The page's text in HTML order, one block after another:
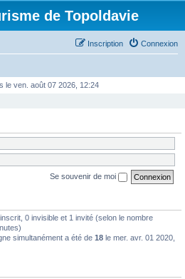
de Topoldavie
Connexion
Inscription
le ven. août 07 2026, 12:24
Se souvenir de moi
0 invisible et 1 invité (selon le nombre
simultanément a été de 18 le mer. avr. 01 2020,